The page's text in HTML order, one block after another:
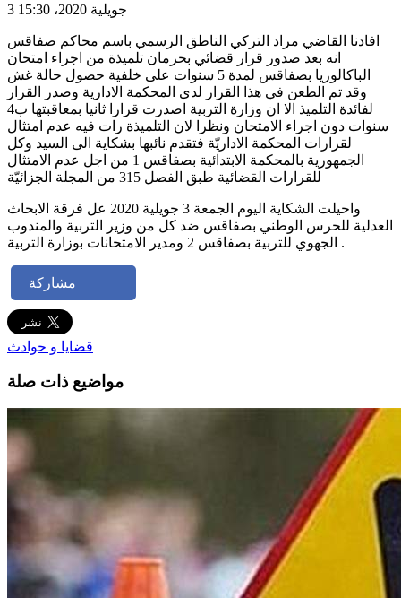
3 جويلية 2020، 15:30
افادنا القاضي مراد التركي الناطق الرسمي باسم محاكم صفاقس
انه بعد صدور قرار قضائي بحرمان تلميذة من اجراء امتحان
الباكالوريا بصفاقس لمدة 5 سنوات على خلفية حصول حالة غش
وقد تم الطعن في هذا القرار لدى المحكمة الادارية وصدر القرار
لفائدة التلميذ الا ان وزارة التربية اصدرت قرارا ثانيا بمعاقبتها ب4
سنوات دون اجراء الامتحان ونظرا لان التلميذة رات فيه عدم امتثال
لقرارات المحكمة الاداريّة فتقدم نائبها بشكاية الى السيد وكل
الجمهورية بالمحكمة الابتدائية بصفاقس 1 من اجل عدم الامتثال
للقرارات القضائية طبق الفصل 315 من المجلة الجزائيّة
واحيلت الشكاية اليوم الجمعة 3 جويلية 2020 عل فرقة الابحاث
العدلية للحرس الوطني بصفاقس ضد كل من وزير التربية والمندوب
الجهوي للتربية بصفاقس 2 ومدير الامتحانات بوزارة التربية .
مشاركة
قضايا و حوادث
مواضيع ذات صلة